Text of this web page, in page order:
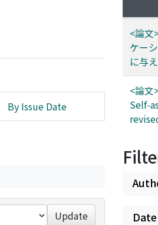
By Issue Date
Update
<論文
ケー
に与
<論
Self-